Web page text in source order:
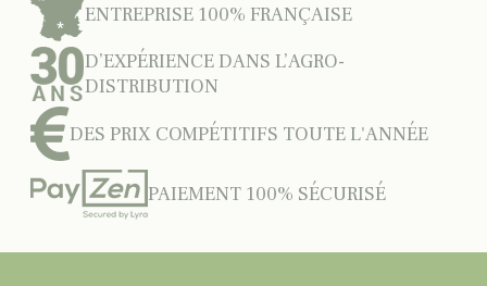
ENTREPRISE 100% FRANÇAISE
D’EXPÉRIENCE DANS L’AGRO-
DISTRIBUTION
DES PRIX COMPÉTITIFS TOUTE L'ANNÉE
PAIEMENT 100% SÉCURISÉ